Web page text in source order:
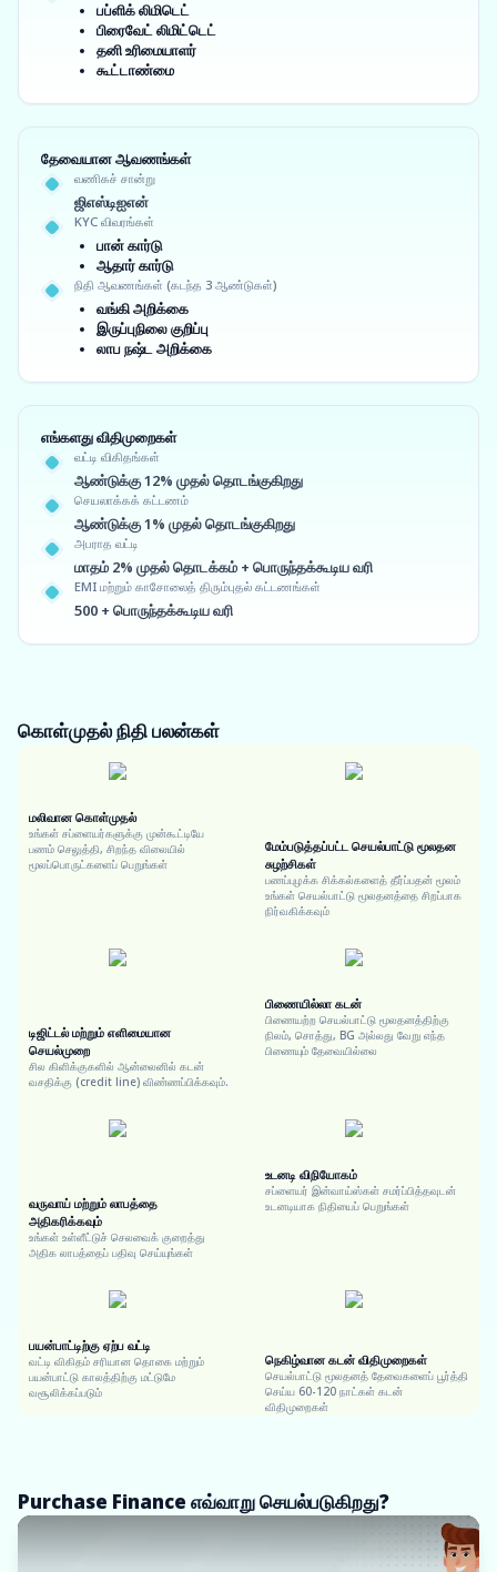
பப்ளிக் லிமிடெட்
பிரைவேட் லிமிட்டெட்
தனி உரிமையாளர்
கூட்டாண்மை
தேவையான ஆவணங்கள்
வணிகச் சான்று
ஜிஎஸ்டிஐஎன்
KYC விவரங்கள்
பான் கார்டு
ஆதார் கார்டு
நிதி ஆவணங்கள் (கடந்த 3 ஆண்டுகள்)
வங்கி அறிக்கை
இருப்புநிலை குறிப்பு
லாப நஷ்ட அறிக்கை
எங்களது விதிமுறைகள்
வட்டி விகிதங்கள்
ஆண்டுக்கு 12% முதல் தொடங்குகிறது
செயலாக்கக் கட்டணம்
ஆண்டுக்கு 1% முதல் தொடங்குகிறது
அபராத வட்டி
மாதம் 2% முதல் தொடக்கம் + பொருந்தக்கூடிய வரி
EMI மற்றும் காசோலைத் திரும்புதல் கட்டணங்கள்
500 + பொருந்தக்கூடிய வரி
கொள்முதல் நிதிபலன்கள்
மலிவான கொள்முதல்
உங்கள் சப்ளையர்களுக்கு முன்கூட்டியே
பணம் செலுத்தி, சிறந்த விலையில்
மூலப்பொருட்களைப் பெறுங்கள்
மேம்படுத்தப்பட்ட செயல்பாட்டு மூலதன
சுழற்சிகள்
பணப்புழக்க சிக்கல்களைத் தீர்ப்பதன் மூலம்
உங்கள் செயல்பாட்டு மூலதனத்தை சிறப்பாக
நிர்வகிக்கவும்
டிஜிட்டல் மற்றும் எளிமையான
செயல்முறை
சில கிளிக்குகளில் ஆன்லைனில் கடன்
வசதிக்கு (credit line) விண்ணப்பிக்கவும்.
பிணையில்லா கடன்
பிணையற்ற செயல்பாட்டு மூலதனத்திற்கு
நிலம், சொத்து, BG அல்லது வேறு எந்த
பிணையும் தேவையில்லை
வருவாய் மற்றும் லாபத்தை
அதிகரிக்கவும்
உங்கள் உள்ளீட்டுச் செலவைக் குறைத்து
அதிக லாபத்தைப் பதிவு செய்யுங்கள்
உடனடி விநியோகம்
சப்ளையர் இன்வாய்ஸ்கள் சமர்ப்பித்தவுடன்
உடனடியாக நிதியைப் பெறுங்கள்
பயன்பாட்டிற்கு ஏற்ப வட்டி
வட்டி விகிதம் சரியான தொகை மற்றும்
பயன்பாட்டு காலத்திற்கு மட்டுமே
வசூலிக்கப்படும்
நெகிழ்வான கடன் விதிமுறைகள்
செயல்பாட்டு மூலதனத் தேவைகளைப் பூர்த்தி
செய்ய 60-120 நாட்கள் கடன்
விதிமுறைகள்
Purchase Finance எவ்வாறு செயல்படுகிறது?